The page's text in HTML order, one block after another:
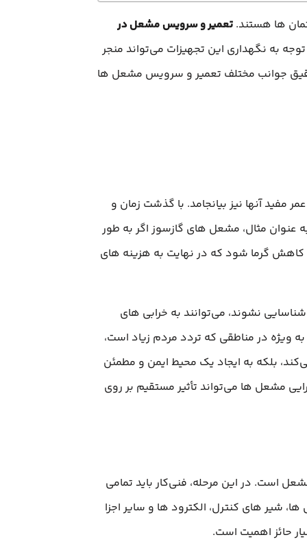
ها هستند. تعمیر و سرویس مشعل‌ در
به نگهداری این تجهیزات می‌تواند منجر
دقیق جوانب مختلف تعمیر و سرویس مشعل‌ ها
آنها نیز بیانجامد. با گذشت زمان و
عنوان مثال، مشعل‌ های گازسوز اگر به طور
گرما شود که در نهایت به هزینه‌ های
نشوند، می‌توانند به خرابی‌ های
ویژه در مناطقی که تردد مردم زیاد است،
بلکه به ایجاد یک محیط ایمن و مطمئن
مشعل‌ ها می‌تواند تأثیر مستقیم بر روی
است. در این مرحله، فنی‌کار باید تمامی
شیر های کنترل، الکترود ها و سایر اجزا
حائز اهمیت است.